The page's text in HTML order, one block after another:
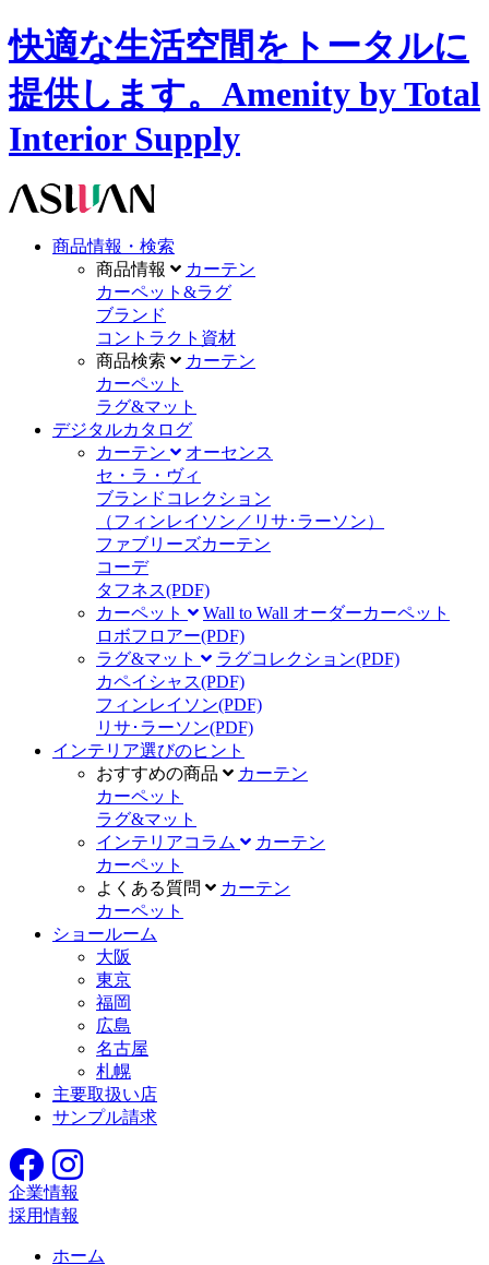
快適な生活空間をトータルに
提供します。Amenity by Total
Interior Supply
商品情報・検索
商品情報
カーテン
カーペット&ラグ
ブランド
コントラクト資材
商品検索
カーテン
カーペット
ラグ&マット
デジタルカタログ
カーテン
オーセンス
セ・ラ・ヴィ
ブランドコレクション
（フィンレイソン／リサ･ラーソン）
ファブリーズカーテン
コーデ
タフネス(PDF)
カーペット
Wall to Wall オーダーカーペット
ロボフロアー(PDF)
ラグ&マット
ラグコレクション(PDF)
カペイシャス(PDF)
フィンレイソン(PDF)
リサ･ラーソン(PDF)
インテリア選びのヒント
おすすめの商品
カーテン
カーペット
ラグ&マット
インテリアコラム
カーテン
カーペット
よくある質問
カーテン
カーペット
ショールーム
大阪
東京
福岡
広島
名古屋
札幌
主要取扱い店
サンプル請求
企業情報
採用情報
ホーム